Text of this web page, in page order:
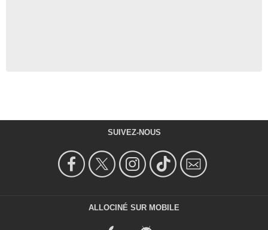
SUIVEZ-NOUS
ALLOCINÉ SUR MOBILE